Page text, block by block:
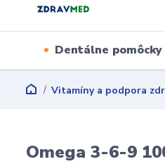
Dentálne pomôcky
Vitamíny a podpora
Omega 3-6-9